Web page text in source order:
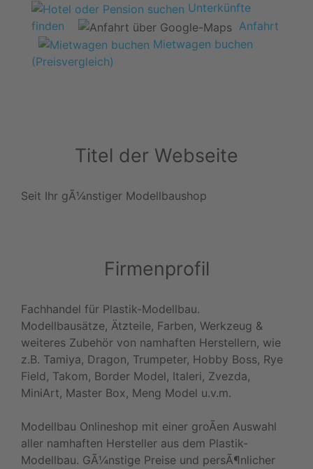
Unterkünfte
finden
Anfahrt
Mietwagen buchen
(Preisvergleich)
Titel der Webseite
Seit Ihr gÃ¼nstiger Modellbaushop
Firmenprofil
Fachhandel für Plastik-Modellbau.
Modellbausätze, Ätzteile, Farben, Werkzeug &
weiteres Zubehör von namhaften Herstellern, wie
z.B. Tamiya, Dragon, Trumpeter, Hobby Boss, Rye
Field, Takom, Border Model, Italeri, Zvezda,
MiniArt, Master Box, Meng Model u.v.m.
Modellbau Onlineshop mit einer groÃen Auswahl
aller namhaften Hersteller aus dem Plastik-
Modellbau. GÃ¼nstige Preise und persÃ¶nlicher